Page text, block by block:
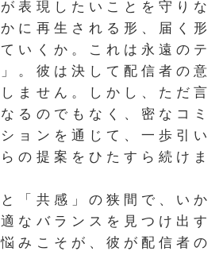
が表現したいことを守りな
に再生される形、届く形
いくか。これは永遠のテ
。彼は決して配信者の意
ません。しかし、ただ言
るのでもなく、密なコミ
ョンを通じて、一歩引い
の提案をひたすら続けま
と「共感」の狭間で、いか
なバランスを見つけ出す
みこそが、彼が配信者の